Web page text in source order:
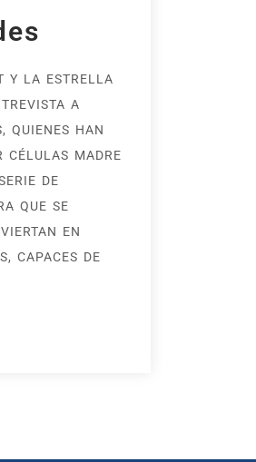
Y LA ESTRELLA
A
QUIENES HAN
CÉLULAS MADRE
DE
QUE SE
EN
CAPACES DE